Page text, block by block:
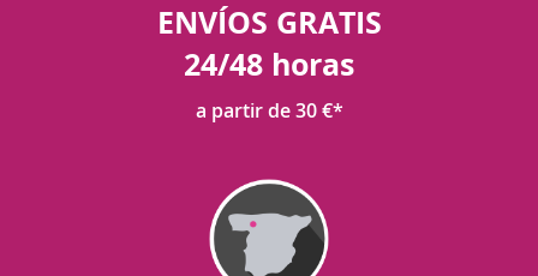
ENVÍOS GRATIS
24/48 horas
a partir de 30 €*